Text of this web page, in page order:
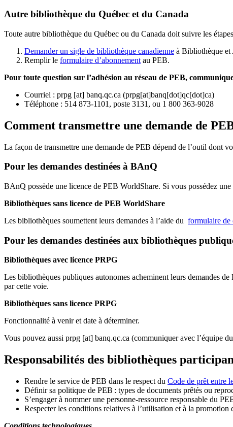
Autre bibliothèque du Québec et du Canada
Toute autre bibliothèque du Québec ou du Canada doit suivre les
Demander un sigle de bibliothèque canadienne à Bibliothèque et
Remplir le formulaire d’abonnement au PEB.
Pour toute question sur l’adhésion au réseau de PEB,
Courriel : prpg [at] banq.qc.ca (prpg[at]banq[dot]qc[dot]ca)
Téléphone : 514 873-1101, poste 3131, ou 1 800 363-9028
Comment transmettre une demande de
La façon de transmettre une demande de PEB dépend de l’outil dont
Pour les demandes destinées à BAnQ
BAnQ possède une licence de PEB WorldShare. Si vous possédez
Bibliothèques sans licence de PEB WorldShare
Les bibliothèques soumettent leurs demandes à l’aide du formulaire de
Pour les demandes destinées aux bibliothèques
Bibliothèques avec licence PRPG
Les bibliothèques publiques autonomes acheminent leurs demandes
par cette voie.
Bibliothèques sans licence PRPG
Fonctionnalité à venir et date à déterminer.
Vous pouvez aussi prpg [at] banq.qc.ca (communiquer avec l’équipe
Responsabilités des bibliothèques
Rendre le service de PEB dans le respect du Code de prêt entre
Définir sa politique de PEB : types de documents prêtés ou
S’engager à nommer une personne-ressource responsable du
Respecter les conditions relatives à l’utilisation et à la promotion